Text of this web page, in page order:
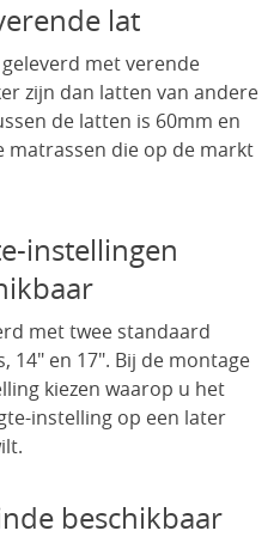
lat
met verende
zijn dan latten van andere
de latten is 60mm en
matrassen die op de markt
instellingen
met twee standaard
14" en 17". Bij de montage
kiezen waarop u het
instelling op een later
beschikbaar